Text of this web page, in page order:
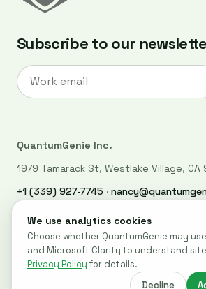
Subscribe to our
QuantumGenie Inc.
1979 Tamarack St, Westlake Village, CA
+1 (339) 927-7745 ·
Cookie settings
© 2026 QuantumGenie. All rights reserved.